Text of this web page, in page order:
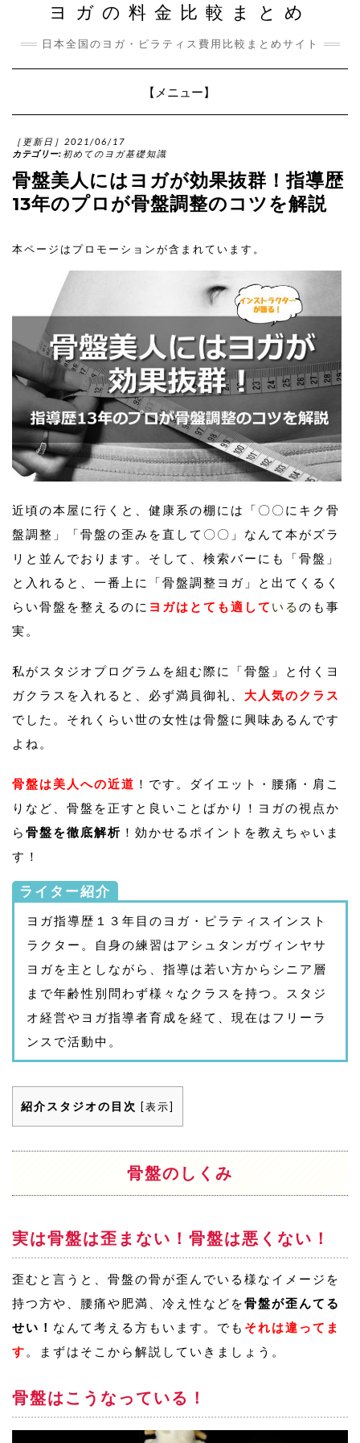
ヨガの料金比較まとめ
日本全国のヨガ・ピラティス費用比較まとめサイト
【メニュー】
［更新日］2021/06/17
カテゴリー: 初めてのヨガ基礎知識
骨盤美人にはヨガが効果抜群！指導歴
13年のプロが骨盤調整のコツを解説
本ページはプロモーションが含まれています。
近頃の本屋に行くと、健康系の棚には「〇〇にキク骨
盤調整」「骨盤の歪みを直して〇〇」なんて本がズラ
リと並んでおります。そして、検索バーにも「骨盤」
と入れると、一番上に「骨盤調整ヨガ」と出てくるく
らい骨盤を整えるのに ヨガはとても適して いる のも事
実。
私がスタジオプログラムを組む際に「骨盤」と付くヨ
ガクラスを入れると、必ず満員御礼、 大人気のクラス
でした。それくらい世の女性は骨盤に興味あるんです
よね。
骨盤は美人への近道 ！です。ダイエット・腰痛・肩こ
りなど、骨盤を正すと良いことばかり！ヨガの視点か
ら 骨盤を徹底解析 ！効かせるポイントを教えちゃいま
す！
ライター紹介
ヨガ指導歴１３年目のヨガ・ピラティスインスト
ラクター。自身の練習はアシュタンガヴィンヤサ
ヨガを主としながら、指導は若い方からシニア層
まで年齢性別問わず様々なクラスを持つ。スタジ
オ経営やヨガ指導者育成を経て、現在はフリーラ
ンスで活動中。
紹介スタジオの目次 [表示]
骨盤のしくみ
実は骨盤は歪まない！骨盤は悪くない！
歪むと言うと、骨盤の骨が歪んでいる様なイメージを
持つ方や、腰痛や肥満、冷え性などを骨盤が歪んてる
せい！ なんて考える方もいます。でも それは違ってま
す 。まずはそこから解説していきましょう。
骨盤はこうなっている！